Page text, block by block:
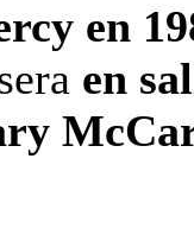
en
en